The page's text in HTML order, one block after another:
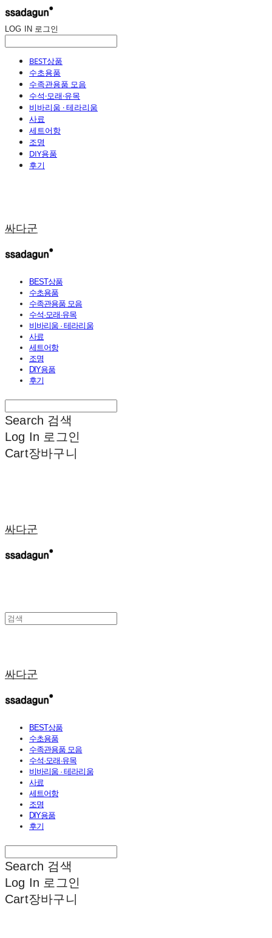
LOG IN 로그인
BEST상품
수초용품
수족관용품 모음
수석·모래·유목
비바리움 · 테라리움
사료
세트어항
조명
DIY용품
후기
싸다군
BEST상품
수초용품
수족관용품 모음
수석·모래·유목
비바리움 · 테라리움
사료
세트어항
조명
DIY용품
후기
Search 검색
Log In 로그인
Cart장바구니
싸다군
싸다군
BEST상품
수초용품
수족관용품 모음
수석·모래·유목
비바리움 · 테라리움
사료
세트어항
조명
DIY용품
후기
Search 검색
Log In 로그인
Cart장바구니